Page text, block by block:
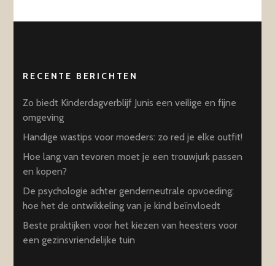
RECENTE BERICHTEN
Zo biedt Kinderdagverblijf Junis een veilige en fijne
omgeving
Handige wastips voor moeders: zo red je elke outfit!
Hoe lang van tevoren moet je een trouwjurk passen
en kopen?
De psychologie achter genderneutrale opvoeding:
hoe het de ontwikkeling van je kind beïnvloedt
Beste praktijken voor het kiezen van heesters voor
een gezinsvriendelijke tuin